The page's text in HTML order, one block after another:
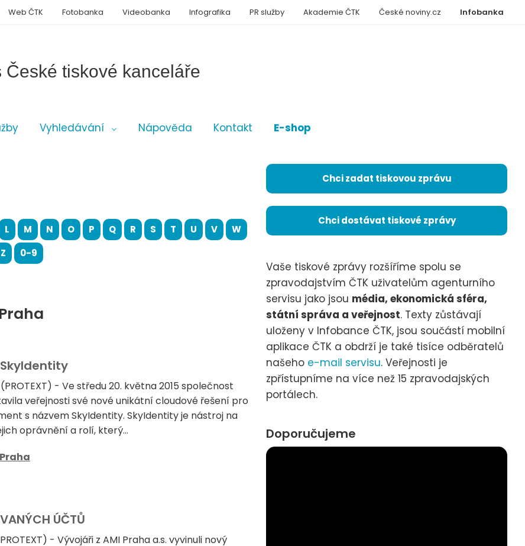
České tiskové kanceláře
Vyhledávání Nápověda Kontakt E-shop
Infobanka
Web ČTK Fotobanka Videobanka Infografika PR služby Akademie ČTK České noviny.cz
L M N O P Q R S T U V
W
Z 0-9
- Ve středu 20. května 2015 společnost
veřejnosti své nové unikátní cloudové řešení pro
s názvem SkyIdentity. SkyIdentity je nástroj na
oprávnění a rolí, který...
ÚČTŮ
- Vývojáři z AMI Praha a.s. vyvinuli nový
Chci zadat tiskovou zprávu
Chci dostávat tiskové zprávy
Vaše tiskové zprávy rozšíříme spolu se
zpravodajstvím ČTK uživatelům agenturního
servisu jako jsou média, ekonomická sféra,
státní správa a veřejnost. Texty zůstávají
uloženy v Infobance ČTK, jsou součástí mobilní
aplikace ČTK a obdrží je také tisíce odběratelů
našeho e-mail servisu. Veřejnosti je
zpřístupníme na více než 15 zpravodajských
portálech.
Doporučujeme